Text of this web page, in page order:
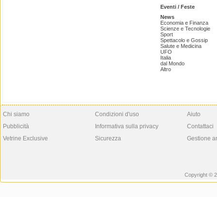
Eventi / Feste
News
Economia e Finanza
Scienze e Tecnologie
Sport
Spettacolo e Gossip
Salute e Medicina
UFO
Italia
dal Mondo
Altro
Chi siamo
Pubblicità
Vetrine Exclusive
Condizioni d'uso
Informativa sulla privacy
Sicurezza
Aiuto
Contattaci
Gestione
Copyright ©